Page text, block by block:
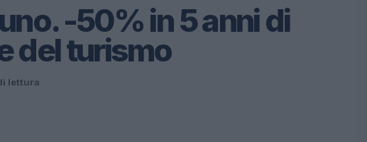
-50% in 5 anni di
del turismo
lettura